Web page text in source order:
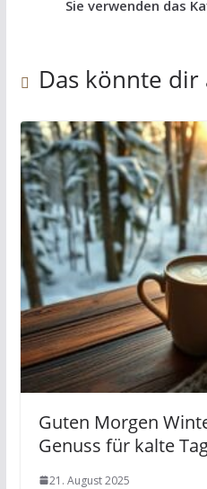
Sie verwenden das
Das könnte dir
Guten Morgen
Genuss für kalte
21. August 2025